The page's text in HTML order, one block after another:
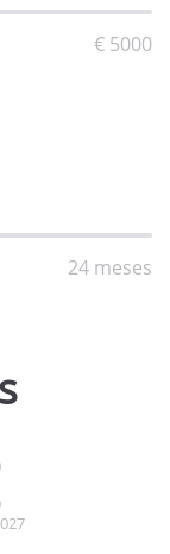
€ 5000
24 meses